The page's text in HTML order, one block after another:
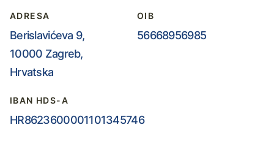
ADRESA
Berislavićeva 9,
10000 Zagreb,
Hrvatska
OIB
56668956985
IBAN HDS-A
HR8623600001101345746